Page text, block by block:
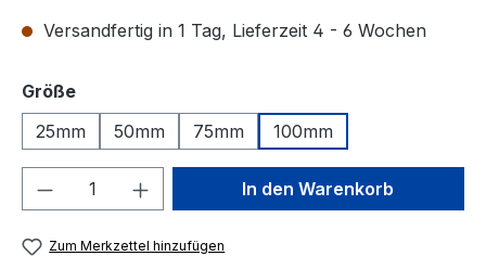
Versandfertig in 1 Tag, Lieferzeit 4 - 6 Wochen
Größeauswählen
25mm
50mm 75mm 100mm
Produkt Anzahl: Gib denIn den Warenkorb
Zum Merkzettel hinzufügen